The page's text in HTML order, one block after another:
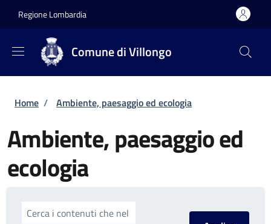
Regione Lombardia
Comune di Villongo
Briciole di pane
Home / Ambiente, paesaggio ed ecologia
Ambiente, paesaggio ed
ecologia
Cerca i contenuti che nel